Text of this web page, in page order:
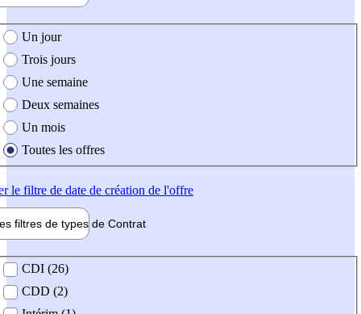
création de l'offre
Un jour
Trois jours
Une semaine
Deux semaines
Un mois
Toutes les offres
le filtre de date de création de l'offre
filtres de types de Contrat
contrat
CDI (26)
CDD (2)